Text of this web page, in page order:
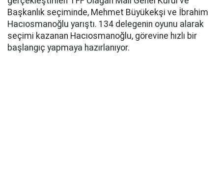
Başkanlık seçiminde, Mehmet Büyükekşi ve İbrahim
Hacıosmanoğlu yarıştı. 134 delegenin oyunu alarak
seçimi kazanan Hacıosmanoğlu, görevine hızlı bir
başlangıç yapmaya hazırlanıyor.